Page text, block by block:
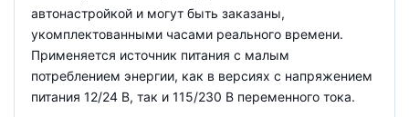
автонастройкой и могут быть заказаны,
укомплектованными часами реального времени.
Применяется источник питания с малым
потреблением энергии, как в версиях с напряжением
питания 12/24 В, так и 115/230 В переменного тока.